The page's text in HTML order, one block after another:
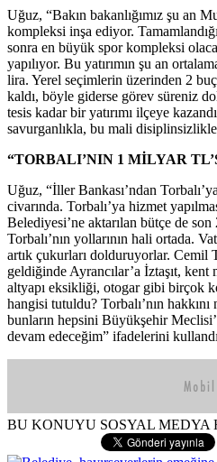
Uğuz, “Bakın bakanlığımız şu an
kompleksi inşa ediyor.
sonra en büyük spor kompleksi
yapılıyor. Bu yatırımın şu an
lira. Yerel seçimlerin üzerinden 2
kaldı, böyle giderse görev süreniz
tesis kadar bir yatırımı ilçeye
savurganlıkla, bu mali
“TORBALI’NIN 1 MİLYAR
Uğuz, “İller Bankası’ndan
civarında. Torbalı’ya hizmet
Belediyesi’ne aktarılan bütçe de
Torbalı’nın yollarının hali ortada.
artık çukurları dolduruyorlar. Cemil
geldiğinde Ayrancılar’a İztaşıt,
altyapı eksikliği, otogar gibi birçok
hangisi tutuldu? Torbalı’nın
bunların hepsini Büyükşehir
devam edeceğim” ifadelerini
BU KONUYU SOSYAL MEDYA